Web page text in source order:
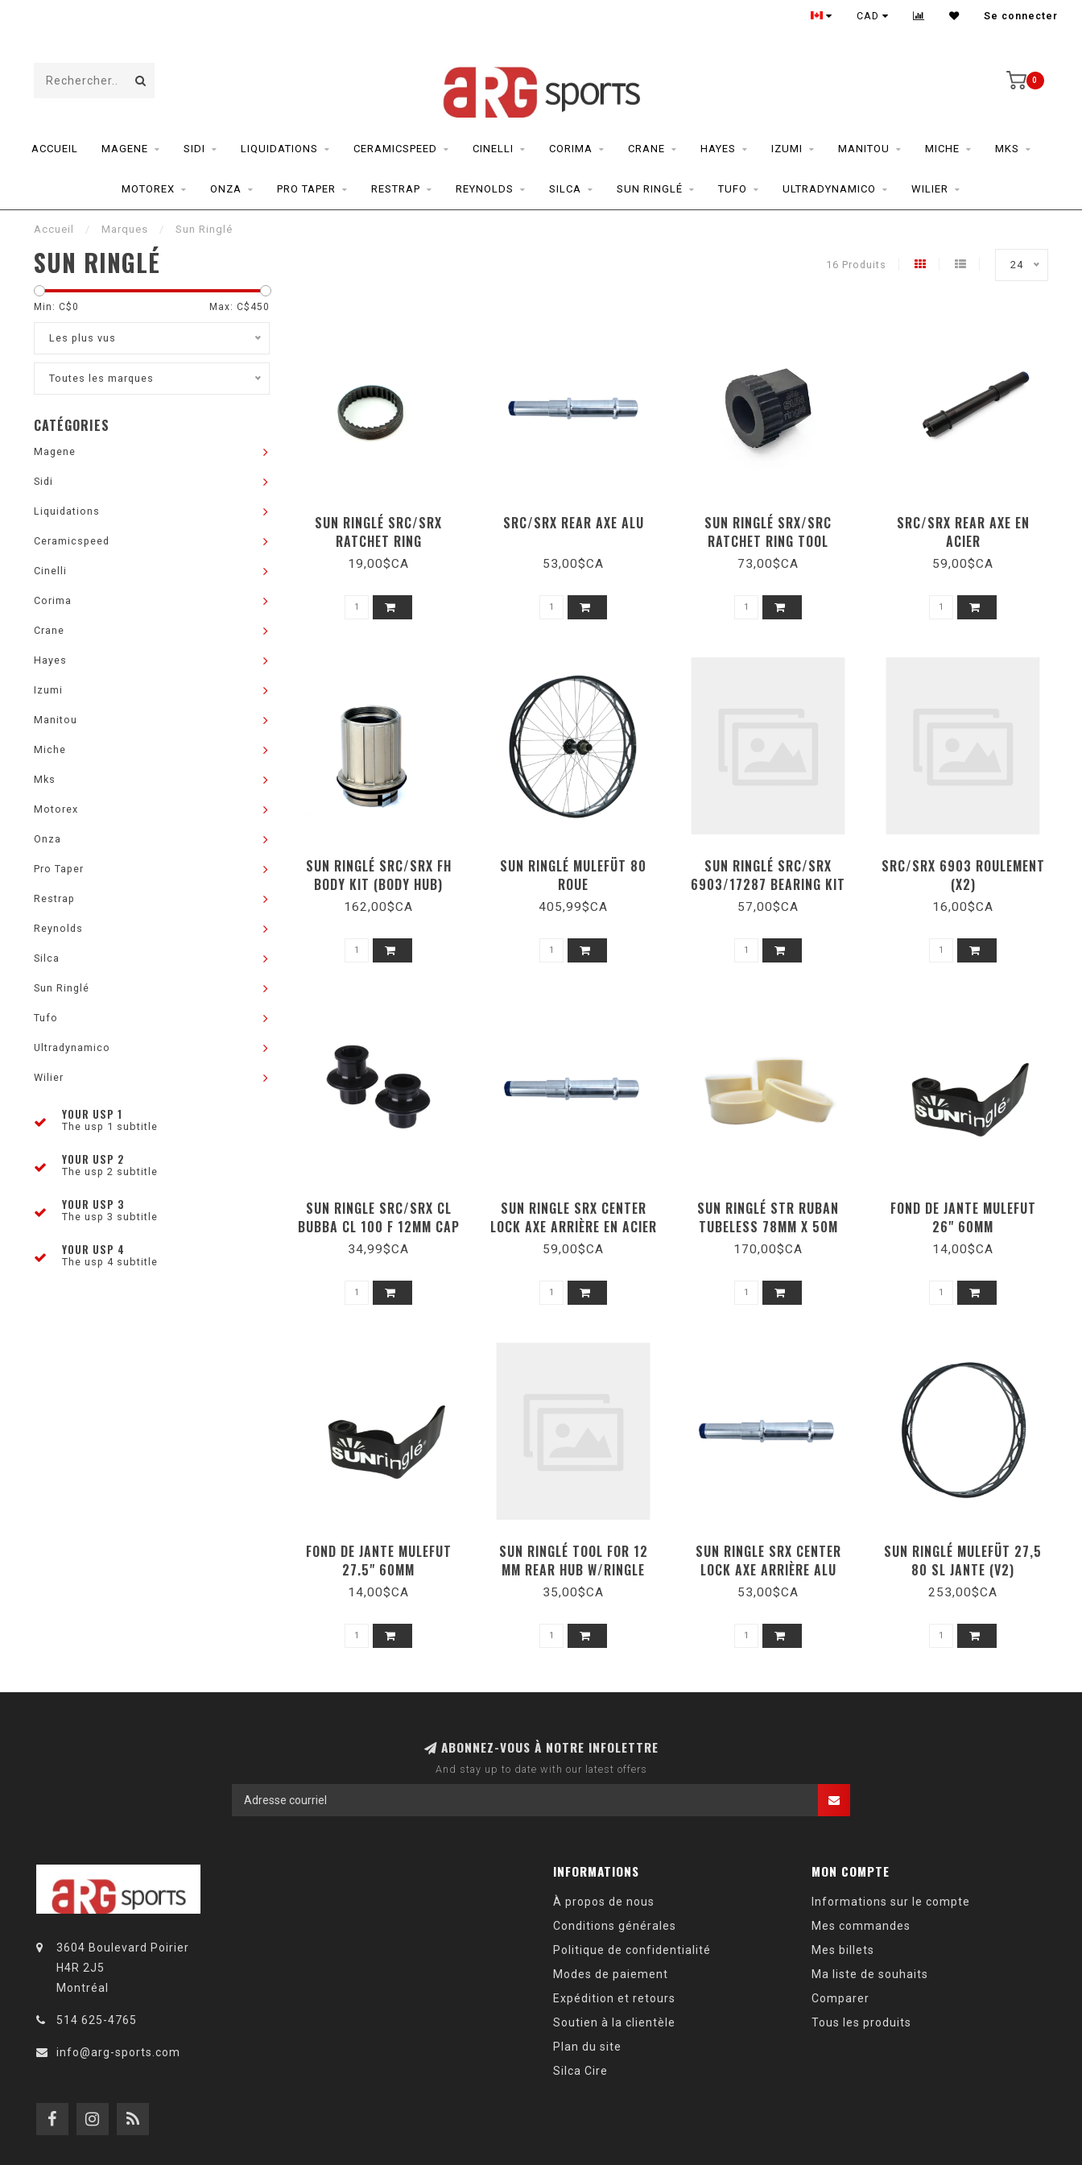
CAD Se connecter
0
ACCUEIL MAGENE SIDI LIQUIDATIONS CERAMICSPEED CINELLI CORIMA CRANE HAYES IZUMI MANITOU MICHE MKS
MOTOREX ONZA PRO TAPER RESTRAP REYNOLDS SILCA SUN RINGLÉ TUFO ULTRADYNAMICO WILIER
Accueil / Marques / Sun Ringlé
SUN RINGLÉ 16 Produits 24
Min: C$0 Max: C$ 450
Les plus vus
Toutes les marques
CATÉGORIES
Magene
Sidi
Liquidations
Ceramicspeed
Cinelli
Corima
Crane
Hayes
Izumi
Manitou
Miche
Mks
Motorex
Onza
Pro Taper
Restrap
Reynolds
Silca
Sun Ringlé
Tufo
Ultradynamico
Wilier
YOUR USP 1
The usp 1 subtitle
YOUR USP 2
The usp 2 subtitle
YOUR USP 3
The usp 3 subtitle
YOUR USP 4
The usp 4 subtitle
SUN RINGLÉ SRC/SRX
RATCHET RING
19,00$CA
SRC/SRX REAR AXE ALU
53,00$CA
SUN RINGLÉ SRX/SRC
RATCHET RING TOOL
73,00$CA
SRC/SRX REAR AXE EN
ACIER
59,00$CA
SUN RINGLÉ SRC/SRX FH
BODY KIT (BODY HUB)
162,00$CA
SUN RINGLÉ MULEFÜT 80
ROUE
405,99$CA
SUN RINGLÉ SRC/SRX
6903/17287 BEARING KIT
57,00$CA
SRC/SRX 6903 ROULEMENT
(X2)
16,00$CA
SUN RINGLE SRC/SRX CL
BUBBA CL 100 F 12MM CAP
KIT
34,99$CA
SUN RINGLE SRX CENTER
LOCK AXE ARRIÈRE EN ACIER
59,00$CA
SUN RINGLÉ STR RUBAN
TUBELESS 78MM X 50M
170,00$CA
FOND DE JANTE MULEFUT
26" 60MM
14,00$CA
FOND DE JANTE MULEFUT
27.5" 60MM
14,00$CA
SUN RINGLÉ TOOL FOR 12
MM REAR HUB W/RINGLE
LOGO
35,00$CA
SUN RINGLE SRX CENTER
LOCK AXE ARRIÈRE ALU
53,00$CA
SUN RINGLÉ MULEFÜT 27,5
80 SL JANTE (V2)
253,00$CA
ABONNEZ-VOUS À NOTRE INFOLETTRE
And stay up to date with our latest offers
3604 Boulevard Poirier
H4R 2J5
Montréal
514 625-4765
info@arg-sports.com
INFORMATIONS
À propos de nous
Conditions générales
Politique de confidentialité
Modes de paiement
Expédition et retours
Soutien à la clientèle
Plan du site
Silca Cire
MON COMPTE
Informations sur le compte
Mes commandes
Mes billets
Ma liste de souhaits
Comparer
Tous les produits